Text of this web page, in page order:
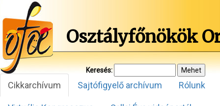
Osztályfőnökök
Keresés:
Cikkarchívum Sajtófigyelő archívum Rólunk